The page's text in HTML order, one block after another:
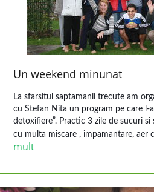
Un weekend minunat
La sfarsitul saptamanii trecute am
cu Stefan Nita un program pe care l-
detoxifiere”. Practic 3 zile de sucuri
cu multa miscare , impamantare, aer
mult